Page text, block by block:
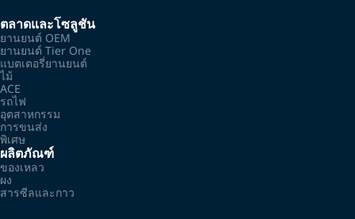
ตลาดและโซลูชัน
ยานยนต์ OEM
ยานยนต์ Tier One
แบตเตอรี่ยานยนต์
ไม้
ACE
รถไฟ
อุตสาหกรรม
การขนส่ง
พิเศษ
ผลิตภัณฑ์
ของเหลว
ผง
สารซีลและกาว